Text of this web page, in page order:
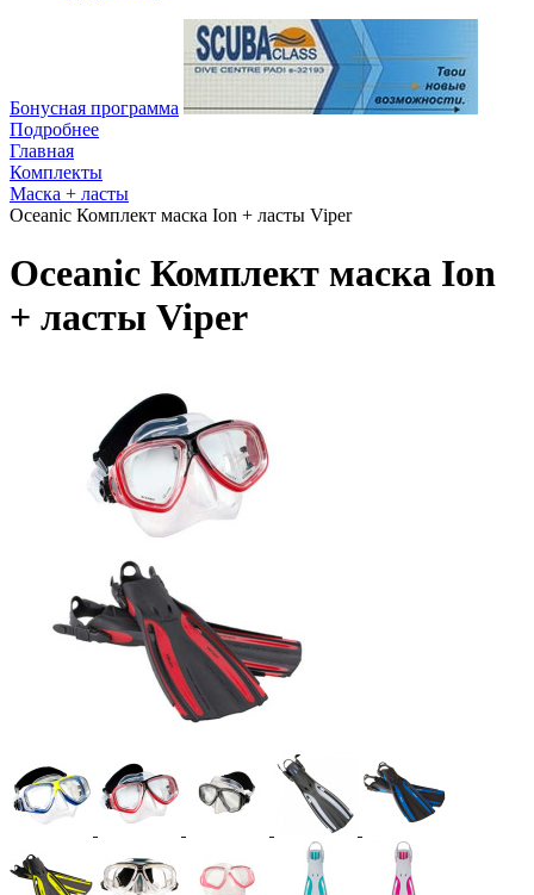
Бонусная программа
Подробнее
Главная
Комплекты
Маска + ласты
Oceanic Комплект маска Ion + ласты Viper
Oceanic Комплект маска Ion
+ ласты Viper